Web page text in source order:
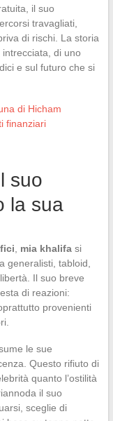
il suo
travagliati,
di rischi. La storia
di uno
e sul futuro che si
di Hicham
finanziari
suo
la sua
mia khalifasi
generalisti, tabloid,
Il suo breve
di reazioni:
provenienti
le sue
Questo rifiuto di
quanto l’ostilità
il suo
sceglie di